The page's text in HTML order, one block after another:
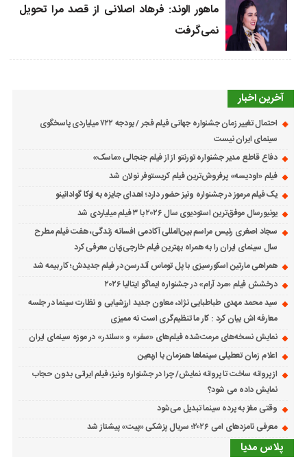
ماهور الوند: فرهاد اصلانی از قصد مرا تحویل
نمی‌گرفت
آخرین اخبار
احتمال تغییر زمان جشنواره جهانی فیلم فجر / بودجه ۷۲۲ میلیاردی پاسخگوی
سینمای ایران نیست
دفاع قاطع مدیر جشنواره تورنتو از از فیلم جنجالی «ماسک»
فیلم «اودیسه» پرفروش‌ترین فیلم کریستوفر نولان شد
یک فیلم مرموز در جشنواره ونیز حضور دارد؛ اهدای جایزه به لوکا گوادانینو
یونیورسال موفق‌ترین استودیوی سال ۲۰۲۶ با ۳ فیلم میلیاردی شد
سجاد اصغری رئیس مراسم بین‌المللی آکادمی افسانه زندگی، هفت فیلم مطرح
سال سینمای ایران را به همراه بهترین فیلم خارجی‌زبان معرفی کرد
همراهی مارتین اسکورسیزی با پل توماس ٱندرسن در فیلم جدیدش؛ کار بیمه شد
درخشش فیلم «مرد آرام» در جشنواره ایماگو ایتالیا ۲۰۲۶
سید محمد مهدی طباطبایی نژاد، معاون جدید ارزشیابی و نظارت سینما در جلسه
معارفه اش بیان کرد : کار ما تنظیم‌گری است نه ممیزی
نمایش نسخه‌های مرمت‌شده فیلم‌های «سفر» و «سلندر» در موزه سینمای ایران
اعلام زمان تعطیلی سینماها همزمان با اربعین
از پروانه ساخت تا پروانه نمایش/ چرا در جشنواره ونیز، فیلم ایرانی بدون حجاب
نمایش داده می شود؟
وقتی مغز به پرده سینما تبدیل می‌شود
معرفی نامزدهای امی ۲۰۲۶؛ سریال پزشکی «پیت» پیشتاز شد
پلاس مدیا